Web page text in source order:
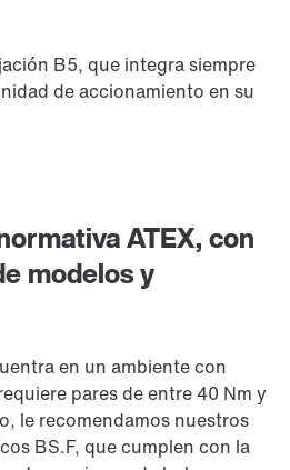
ATEX, con
modelos y
en un ambiente con
pares de entre 40 Nm y
le recomendamos nuestros
BS.F, que cumplen con la
B5, que integra siempre
de accionamiento en su